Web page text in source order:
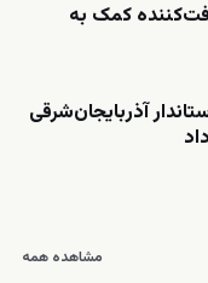
کمک به
آذربایجان‌شرقی
مشاهده همه